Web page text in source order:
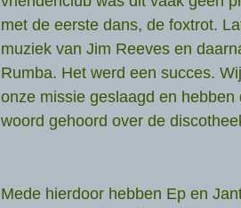
met de eerste dans, de foxtrot.
muziek van Jim Reeves en
Rumba. Het werd een succes.
onze missie geslaagd en
woord gehoord over de
Mede hierdoor hebben Ep en